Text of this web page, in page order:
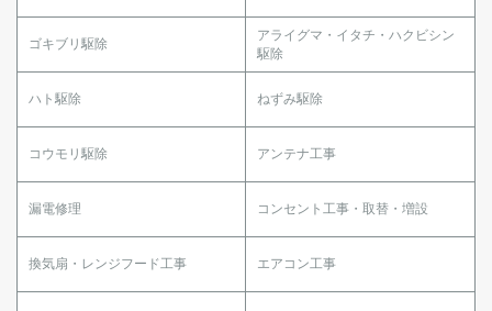
ゴキブリ駆除
アライグマ・イタチ・ハクビシン
駆除
ハト駆除 ねずみ駆除
コウモリ駆除 アンテナ工事
漏電修理 コンセント工事・取替・増設
換気扇・レンジフード工事 エアコン工事